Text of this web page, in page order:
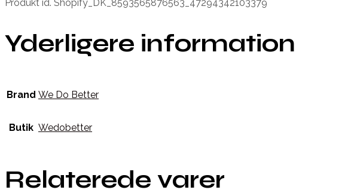
Produkt id. Shopify_DK_8593565876563_47294342103379
Yderligere information
Brand We Do Better
Butik Wedobetter
Relaterede varer